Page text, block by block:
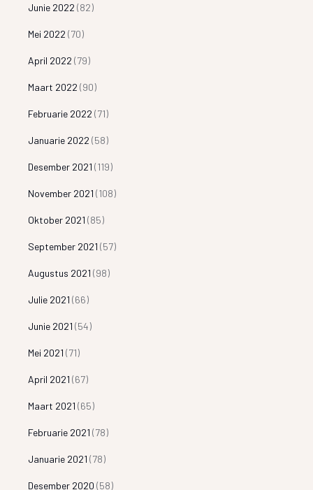
Junie 2022 (82)
Mei 2022 (70)
April 2022 (79)
Maart 2022 (90)
Februarie 2022 (71)
Januarie 2022 (58)
Desember 2021 (119)
November 2021 (108)
Oktober 2021 (85)
September 2021 (57)
Augustus 2021 (98)
Julie 2021 (66)
Junie 2021 (54)
Mei 2021 (71)
April 2021 (67)
Maart 2021 (65)
Februarie 2021 (78)
Januarie 2021 (78)
Desember 2020 (58)